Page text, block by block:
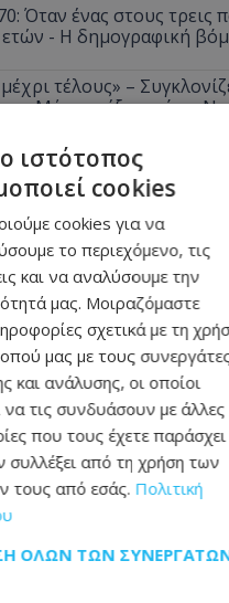
Όταν ένας στους τρεις
ετών - Η δημογραφική
τέλους» –
Μάριου έξω από το
ιστότοπος
cookies
cookies για να
το περιεχόμενο, τις
και να αναλύσουμε την
μας. Μοιραζόμαστε
σχετικά με τη
μας με τους
και ανάλυσης, οι οποίοι
να τις συνδυάσουν με άλλες
που τους έχετε παράσχει
συλλέξει από τη χρήση των
τους από εσάς. Πολιτική
ΌΛΩΝ ΤΩΝ